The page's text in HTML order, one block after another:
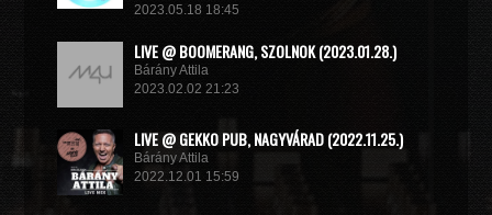
2023.05.18 18:45
LIVE @ BOOMERANG, SZOLNOK (2023.01.28.)
Bárány Attila
2023.02.02 21:23
LIVE @ GEKKO PUB, NAGYVÁRAD (2022.11.25.)
Bárány Attila
2022.12.01 15:59